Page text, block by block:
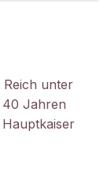
Reich unter
40 Jahren